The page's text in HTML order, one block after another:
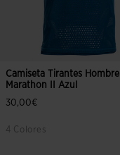
Camiseta Tirantes Hombre
Marathon II Azul
30,00€
4 Colores